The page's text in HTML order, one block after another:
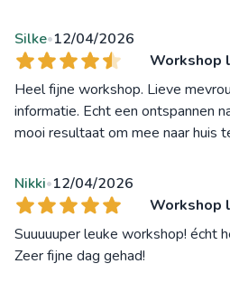
Silke•12/04/2026
Workshop
Heel fijne workshop. Lieve
informatie. Echt een ontspannen
mooi resultaat om mee naar huis
Nikki•12/04/2026
Workshop
Suuuuuper leuke workshop! écht
Zeer fijne dag gehad!